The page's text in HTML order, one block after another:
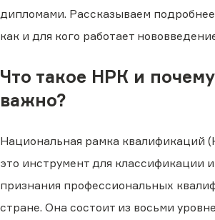
дипломами. Рассказываем подробнее
как и для кого работает
Что такое НРК и
важно?
Национальная рамка квалификаций
это инструмент для классификации и
признания профессиональных
стране. Она состоит из восьми